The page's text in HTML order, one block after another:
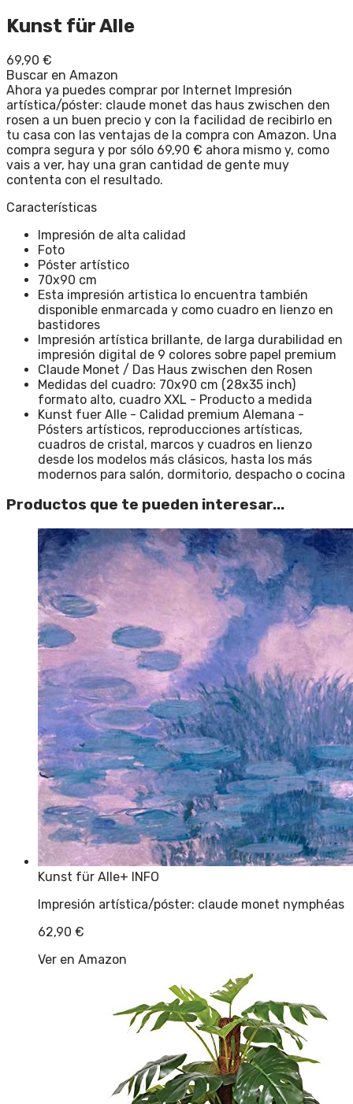
Kunst für Alle
69,90 €
Buscar en Amazon
Ahora ya puedes comprar por Internet Impresión
artística/póster: claude monet das haus zwischen den
rosen a un buen precio y con la facilidad de recibirlo en
tu casa con las ventajas de la compra con Amazon. Una
compra segura y por sólo 69,90 € ahora mismo y, como
vais a ver, hay una gran cantidad de gente muy
contenta con el resultado.
Características
Impresión de alta calidad
Foto
Póster artístico
70x90 cm
Esta impresión artistica lo encuentra también
disponible enmarcada y como cuadro en lienzo en
bastidores
Impresión artística brillante, de larga durabilidad en
impresión digital de 9 colores sobre papel premium
Claude Monet / Das Haus zwischen den Rosen
Medidas del cuadro: 70x90 cm (28x35 inch)
formato alto, cuadro XXL - Producto a medida
Kunst fuer Alle - Calidad premium Alemana -
Pósters artísticos, reproducciones artísticas,
cuadros de cristal, marcos y cuadros en lienzo
desde los modelos más clásicos, hasta los más
modernos para salón, dormitorio, despacho o cocina
Productos que te pueden interesar...
Kunst für Alle+ INFO
Impresión artística/póster: claude monet nymphéas
62,90 €
Ver en Amazon